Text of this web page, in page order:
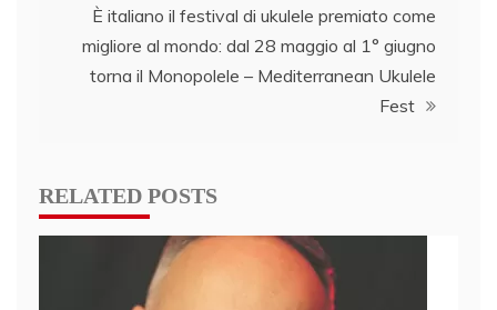
È italiano il festival di ukulele premiato come
migliore al mondo: dal 28 maggio al 1° giugno
torna il Monopolele – Mediterranean Ukulele
Fest
RELATED POSTS